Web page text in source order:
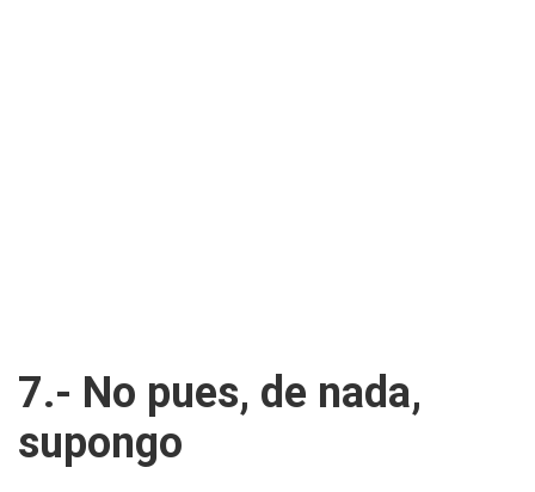
7.- No pues, de nada,
supongo